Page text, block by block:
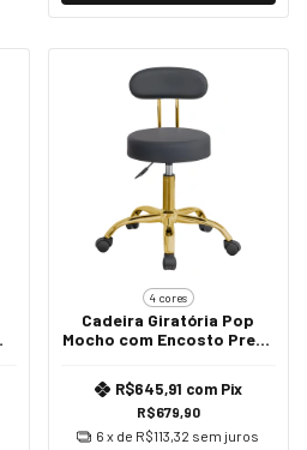
4 cores
Cadeira Giratória Pop
Mocho com Encosto Preto
R$679,90
R$645,91 com Pix
6 x de R$113,32 sem juros